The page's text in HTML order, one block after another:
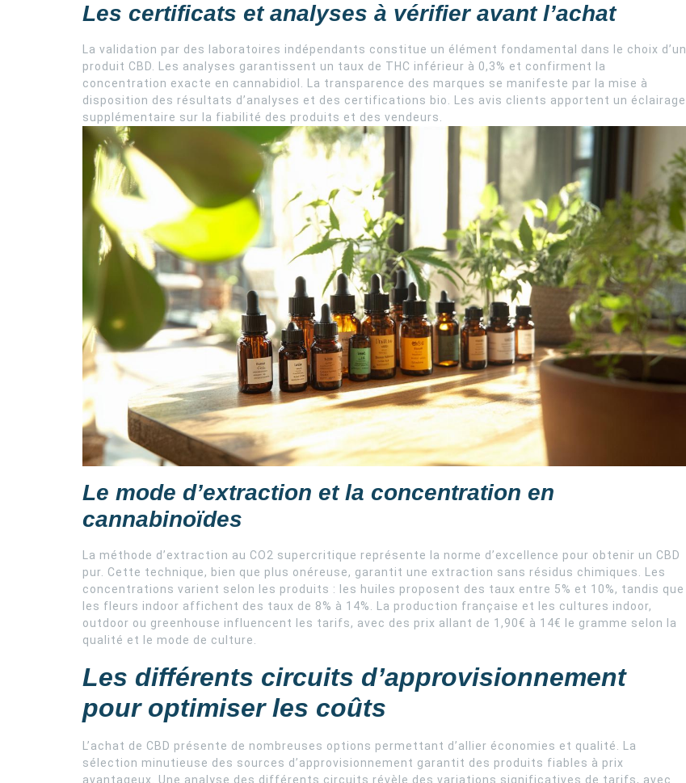
Les certificats et analyses à vérifier avant l’achat
La validation par des laboratoires indépendants constitue un élément fondamental dans le choix d’un
produit CBD. Les analyses garantissent un taux de THC inférieur à 0,3% et confirment la
concentration exacte en cannabidiol. La transparence des marques se manifeste par la mise à
disposition des résultats d’analyses et des certifications bio. Les avis clients apportent un éclairage
supplémentaire sur la fiabilité des produits et des vendeurs.
Le mode d’extraction et la concentration en
cannabinoïdes
La méthode d’extraction au CO2 supercritique représente la norme d’excellence pour obtenir un CBD
pur. Cette technique, bien que plus onéreuse, garantit une extraction sans résidus chimiques. Les
concentrations varient selon les produits : les huiles proposent des taux entre 5% et 10%, tandis que
les fleurs indoor affichent des taux de 8% à 14%. La production française et les cultures indoor,
outdoor ou greenhouse influencent les tarifs, avec des prix allant de 1,90€ à 14€ le gramme selon la
qualité et le mode de culture.
Les différents circuits d’approvisionnement
pour optimiser les coûts
L’achat de CBD présente de nombreuses options permettant d’allier économies et qualité. La
sélection minutieuse des sources d’approvisionnement garantit des produits fiables à prix
avantageux. Une analyse des différents circuits révèle des variations significatives de tarifs, avec